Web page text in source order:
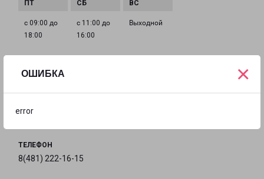
ОШИБКА
error
×
с 09:00 до
18:00
с 11:00 до
16:00
Выходной
САФОНОВО ГАГАРИНА 10
город Сафоново, улица Гагарина, 10
ТЕЛЕФОН
8(481) 222-16-15